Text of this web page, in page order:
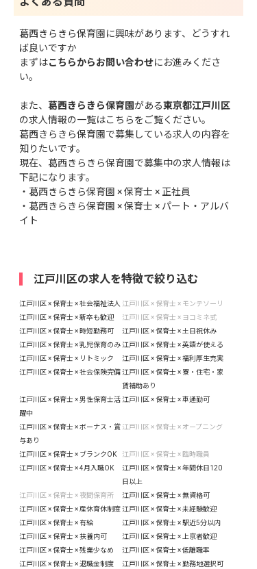
葛西きらきら保育園に興味があります、どうすれ
ば良いですか
まずはこちらからお問い合わせにお進みくださ
い。
また、 葛西きらきら保育園がある東京都江戸川区
の求人情報の一覧はこちらをご覧ください。
葛西きらきら保育園で募集している求人の内容を
知りたいです。
現在、葛西きらきら保育園で募集中の求人情報は
下記になります。
・ 葛西きらきら保育園 × 保育士 × 正社員
・ 葛西きらきら保育園 × 保育士 × パート・アルバ
イト
江戸川区の求人を特徴で絞り込む
江戸川区 × 保育士 × 社会福祉法人 江戸川区 × 保育士 × モンテソーリ
江戸川区 × 保育士 × 新卒も歓迎
江戸川区 × 保育士 × ヨコミネ式
江戸川区 × 保育士 × 時短勤務可
江戸川区 × 保育士 × 土日祝休み
江戸川区 × 保育士 × 乳児保育のみ江戸川区 × 保育士 × 英語が使える
江戸川区 × 保育士 × リトミック
江戸川区 × 保育士 × 福利厚生充実
江戸川区 × 保育士 × 社会保険完備江戸川区 × 保育士 × 寮・住宅・家
賃補助あり
江戸川区 × 保育士 × 男性保育士活
躍中
江戸川区 × 保育士 × 車通勤可
江戸川区 × 保育士 × ボーナス・賞
与あり
江戸川区 × 保育士 × オープニング
江戸川区 × 保育士 × ブランクOK
江戸川区 × 保育士 × 臨時職員
江戸川区 × 保育士 × 4月入職OK
江戸川区 × 保育士 × 年間休日120
日以上
江戸川区 × 保育士 × 夜間保育所
江戸川区 × 保育士 × 無資格可
江戸川区 × 保育士 × 産休育休制度江戸川区 × 保育士 × 未経験歓迎
江戸川区 × 保育士 × 有給
江戸川区 × 保育士 × 駅近5分以内
江戸川区 × 保育士 × 扶養内可
江戸川区 × 保育士 × 上京者歓迎
江戸川区 × 保育士 × 残業少なめ
江戸川区 × 保育士 × 低離職率
江戸川区 × 保育士 × 退職金制度
江戸川区 × 保育士 × 勤務地選択可